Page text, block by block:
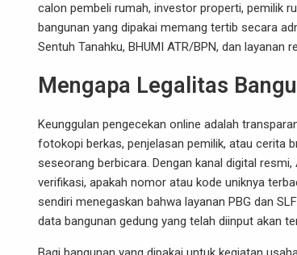
calon pembeli rumah, investor properti, pemilik
bangunan yang dipakai memang tertib secara
Sentuh Tanahku, BHUMI ATR/BPN, dan layanan
Mengapa Legalitas
Keunggulan pengecekan online adalah
fotokopi berkas, penjelasan pemilik, atau cerita
seseorang berbicara. Dengan kanal digital
verifikasi, apakah nomor atau kode uniknya
sendiri menegaskan bahwa layanan PBG dan
data bangunan gedung yang telah diinput akan